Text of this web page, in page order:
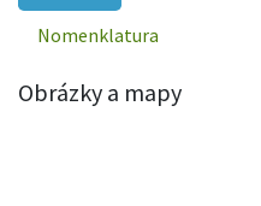
Nomenklatura
Obrázky a mapy